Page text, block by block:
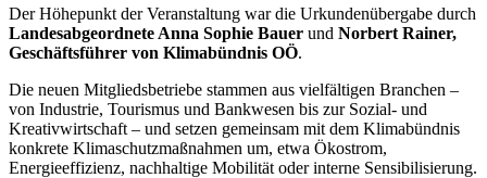
Der Höhepunkt der Veranstaltung war die Urkundenübergabe durch
Landesabgeordnete Anna Sophie Bauer und Norbert Rainer,
Geschäftsführer von Klimabündnis OÖ.
Die neuen Mitgliedsbetriebe stammen aus vielfältigen Branchen –
von Industrie, Tourismus und Bankwesen bis zur Sozial- und
Kreativwirtschaft – und setzen gemeinsam mit dem Klimabündnis
konkrete Klimaschutzmaßnahmen um, etwa Ökostrom,
Energieeffizienz, nachhaltige Mobilität oder interne Sensibilisierung.